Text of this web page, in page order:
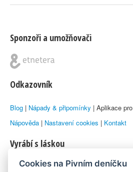
Sponzoři a umožňovači
Odkazovník
Blog | Nápady & připomínky | Aplikace pro
Nápověda | Nastavení cookies | Kontakt
Vyrábí s láskou
© 2010–2026 byLukáš Zemanaka Emka
Cookies na Pivním deníčku